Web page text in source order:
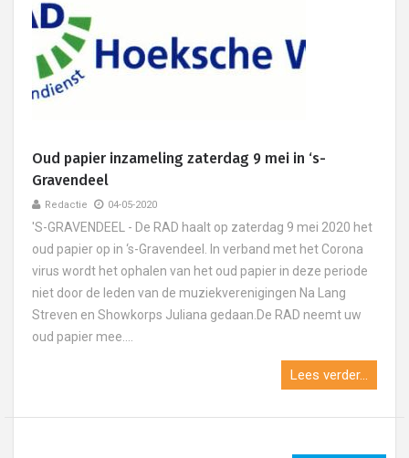
Oud papier inzameling zaterdag 9 mei in ‘s-
Gravendeel
Redactie 04-05-2020
'S-GRAVENDEEL - De RAD haalt op zaterdag 9 mei 2020 het
oud papier op in ‘s-Gravendeel. In verband met het Corona
virus wordt het ophalen van het oud papier in deze periode
niet door de leden van de muziekverenigingen Na Lang
Streven en Showkorps Juliana gedaan.De RAD neemt uw
oud papier mee....
Lees verder...